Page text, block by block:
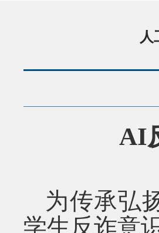
人
AI
为传承弘
学生反诈意